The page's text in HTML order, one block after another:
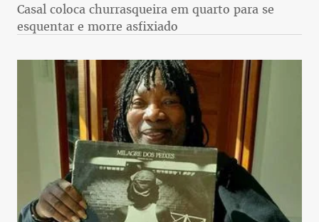
Casal coloca churrasqueira em quarto para se
esquentar e morre asfixiado